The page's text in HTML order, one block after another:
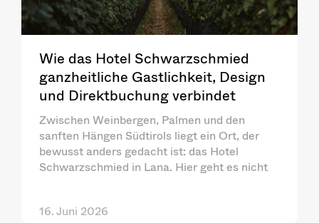
Wie das Hotel Schwarzschmied
ganzheitliche Gastlichkeit, Design
und Direktbuchung verbindet
Zwischen Weinbergen, Palmen und den
sanften Hängen Südtirols liegt ein Ort, der
bewusst anders gedacht ist: das Hotel
Schwarzschmied in Lana. Hier geht es nicht
16. Juni 2026